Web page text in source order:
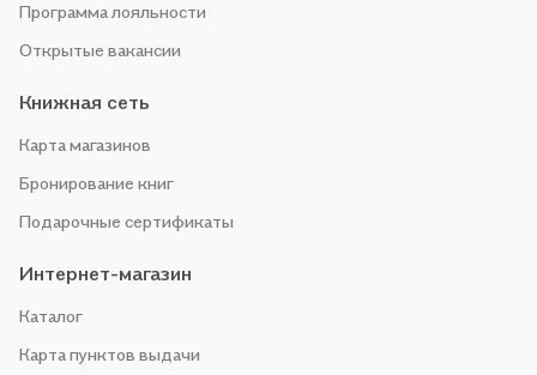
Программа лояльности
Открытые вакансии
Книжная сеть
Карта магазинов
Бронирование книг
Подарочные сертификаты
Интернет-магазин
Каталог
Карта пунктов выдачи